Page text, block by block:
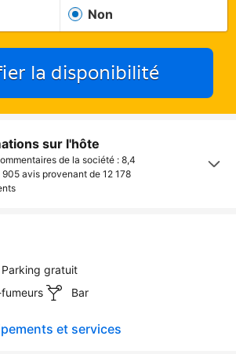
Non
la disponibilité
sur l'hôte
de la société : 8,4
905 avis provenant de 12 178
Parking gratuit
Bar
et services